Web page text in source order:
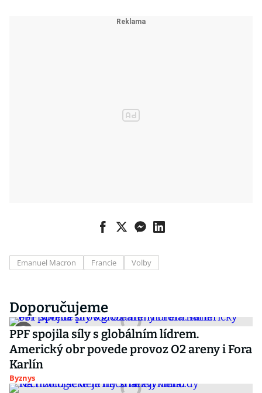
Emanuel Macron Francie Volby
Doporučujeme
PPF spojila síly s globálním lídrem.
Americký obr povede provoz O2 areny i Fora
Karlín
Byznys